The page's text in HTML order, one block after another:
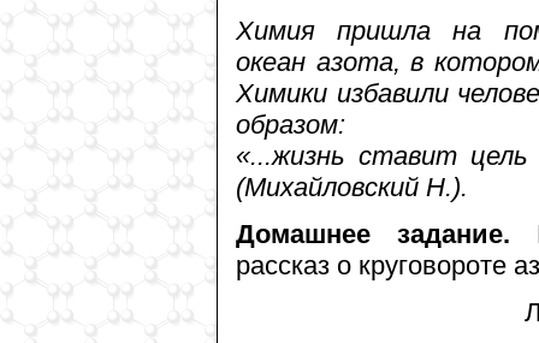
Химия пришла на
океан азота, в
Химики избавили
образом:
«...жизнь ставит
(Михайловский Н.).
Домашнее задание.
рассказ о круговороте